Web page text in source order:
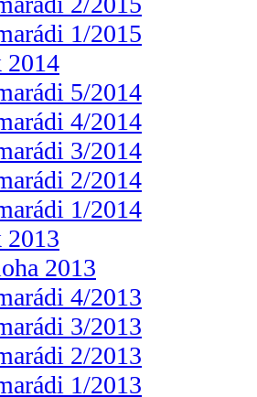
1/2015
2014
5/2014
4/2014
3/2014
2/2014
1/2014
2013
2013
4/2013
3/2013
2/2013
1/2013